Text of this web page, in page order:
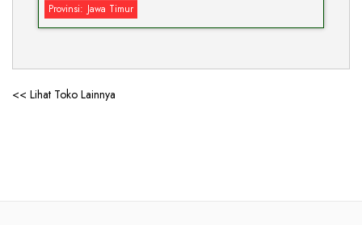
Provinsi: Jawa Timur
<< Lihat Toko Lainnya